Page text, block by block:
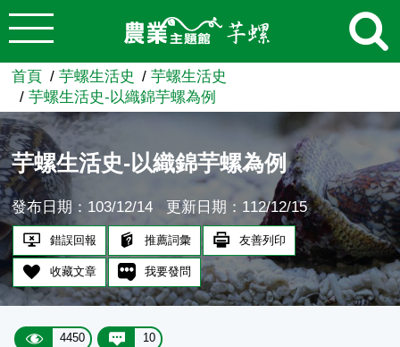
跳到主要內容
農業知識入口網
首頁 芋螺生活史
芋螺生活史
芋螺生活史-以織錦芋螺為例
芋螺生活史-以織錦芋螺為例
發布日期：103/12/14 更新日期：112/12/15
錯誤回報 推薦詞彙 友善列印
收藏文章 我要發問
4450 10